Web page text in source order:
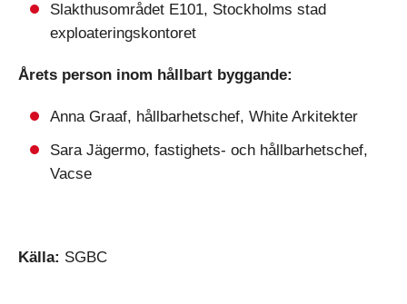
Slakthusområdet E101, Stockholms stad
exploateringskontoret
Årets person inom hållbart byggande:
Anna Graaf, hållbarhetschef, White Arkitekter
Sara Jägermo, fastighets- och hållbarhetschef,
Vacse
Källa: SGBC